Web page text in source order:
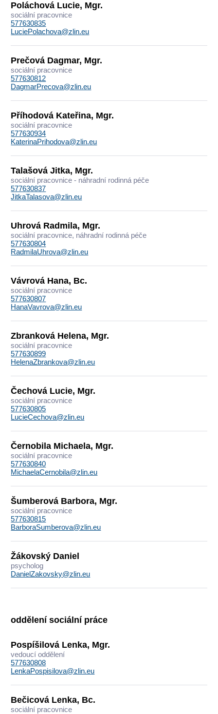
Poláchová Lucie, Mgr.
sociální pracovnice
577630835
LuciePolachova@zlin.eu
Prečová Dagmar, Mgr.
sociální pracovnice
577630812
DagmarPrecova@zlin.eu
Příhodová Kateřina, Mgr.
sociální pracovnice
577630934
KaterinaPrihodova@zlin.eu
Talašová Jitka, Mgr.
sociální pracovnice - náhradní rodinná péče
577630837
JitkaTalasova@zlin.eu
Uhrová Radmila, Mgr.
sociální pracovnice, náhradní rodinná péče
577630804
RadmilaUhrova@zlin.eu
Vávrová Hana, Bc.
sociální pracovnice
577630807
HanaVavrova@zlin.eu
Zbranková Helena, Mgr.
sociální pracovnice
577630899
HelenaZbrankova@zlin.eu
Čechová Lucie, Mgr.
sociální pracovnice
577630805
LucieCechova@zlin.eu
Černobila Michaela, Mgr.
sociální pracovnice
577630840
MichaelaCernobila@zlin.eu
Šumberová Barbora, Mgr.
sociální pracovnice
577630815
BarboraSumberova@zlin.eu
Žákovský Daniel
psycholog
DanielZakovsky@zlin.eu
oddělení sociální práce
Pospíšilová Lenka, Mgr.
vedoucí oddělení
577630808
LenkaPospisilova@zlin.eu
Bečicová Lenka, Bc.
sociální pracovnice